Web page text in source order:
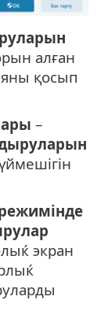
алған
қосып
–
экран